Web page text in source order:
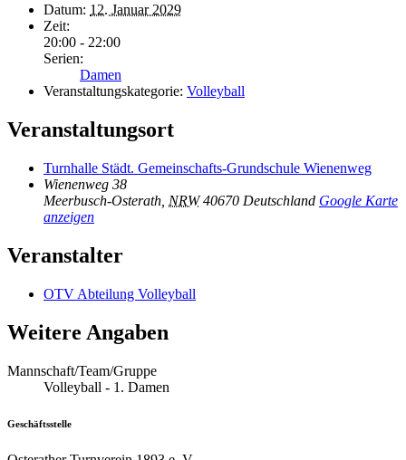
Datum: 12. Januar 2029
Zeit:
20:00 - 22:00
Serien:
Damen
Veranstaltungskategorie: Volleyball
Veranstaltungsort
Turnhalle Städt. Gemeinschafts-Grundschule Wienenweg
Wienenweg 38
Meerbusch-Osterath NRW 40670 Deutschland Google Karte
anzeigen
Veranstalter
OTV Abteilung Volleyball
Weitere Angaben
Mannschaft/Team/Gruppe
Volleyball - 1. Damen
Geschäftsstelle